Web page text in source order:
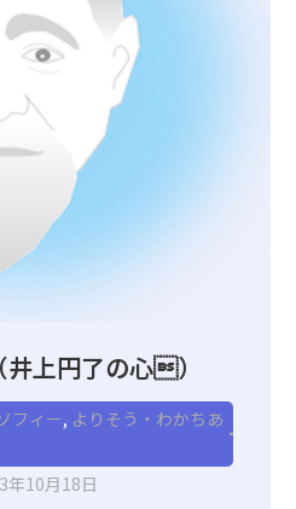
上円了の心）
フィー, よりそう・わかちあ
年10月18日